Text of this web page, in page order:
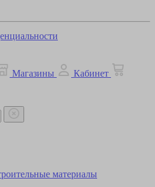
Магазины
Кабинет
материалы